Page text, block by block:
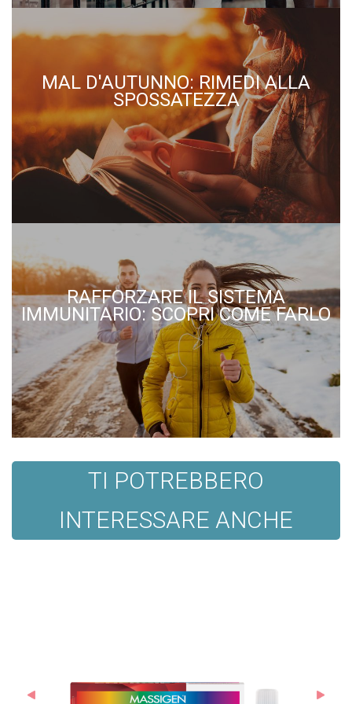
MAL D'AUTUNNO: RIMEDI ALLA
SPOSSATEZZA
RAFFORZARE IL SISTEMA
IMMUNITARIO: SCOPRI COME FARLO
TI POTREBBERO
INTERESSARE ANCHE